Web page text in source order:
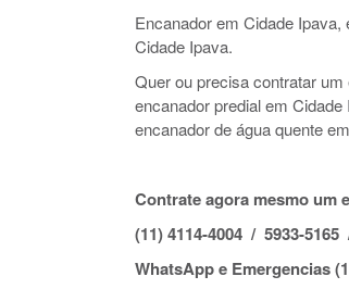
Encanador em Cidade
Cidade Ipava.
Quer ou precisa contratar
encanador predial em
encanador de água quente
Contrate agora mesmo um
(11) 4114-4004 / 5933-5165
WhatsApp e Emergencias